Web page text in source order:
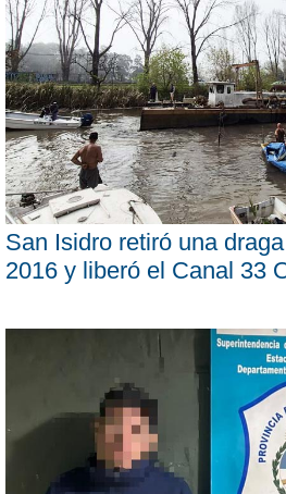
San Isidro retiró una
2016 y liberó el Canal 33